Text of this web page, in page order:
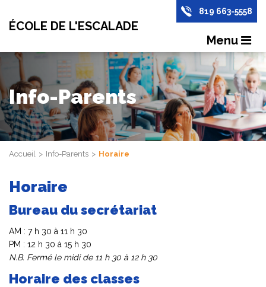
ÉCOLE DE L'ESCALADE
819 663-5558
Menu
Info-Parents
Accueil Info-Parents Horaire
Horaire
Bureau du secrétariat
AM : 7 h 30 à 11 h 30
PM : 12 h 30 à 15 h 30
N.B. Fermé le midi de 11 h 30 à 12 h 30
Horaire des classes